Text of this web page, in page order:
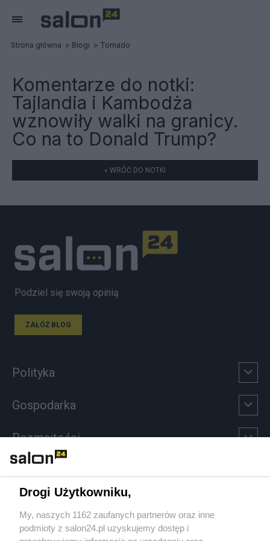
Strona główna Blogi Tornado
Komentarze do notki:
Tajlandia i Kambodża
wznowiły walki na granicy.
Co na to Donald Trump?
« WRÓĆ DO NOTKI
Podziel się swoją opinią
ZAŁÓŻ BLOG
Polityka
Gospodarka
Rozmaitości
Sport
Społeczeństwo
Drogi Użytkowniku,
My, naszych 1162 zaufanych partnerów oraz inne
podmioty z salon24.pl uzyskujemy dostęp i